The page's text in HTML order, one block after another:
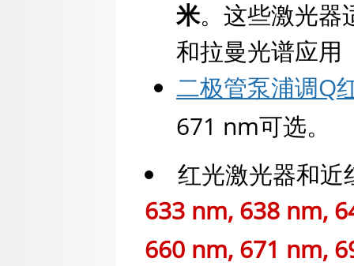
米。这些激光器
和拉曼光谱应用
二极管泵浦调Q
671 nm可选。
红光激光器和近
633 nm, 638 nm,
660 nm, 671 nm,